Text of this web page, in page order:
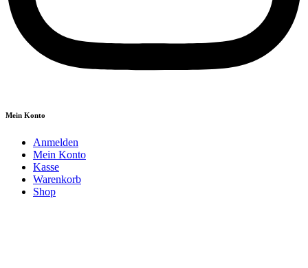
Mein Konto
Anmelden
Mein Konto
Kasse
Warenkorb
Shop